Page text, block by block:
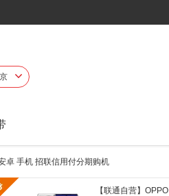
卓 手机 招联信用付分期购机
【联通自营】OPPO